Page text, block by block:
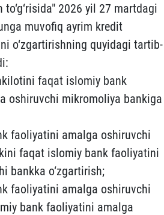
2026 yil 27 martdagi
muvofiq ayrim kredit
o‘zgartirishning quyidagi tartib-
faqat islomiy bank
oshiruvchi mikromoliya bankiga
faoliyatini amalga oshiruvchi
faqat islomiy bank faoliyatini
bankka o‘zgartirish;
faoliyatini amalga oshiruvchi
bank faoliyatini amalga